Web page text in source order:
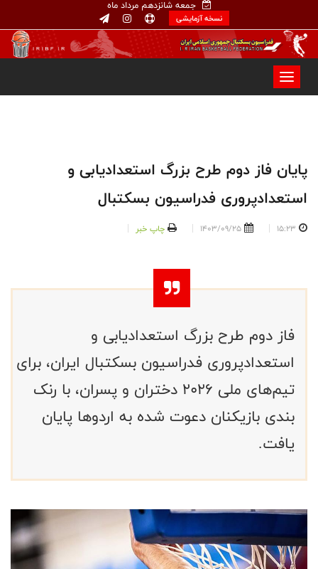
جمعه شانزدهم مرداد ماه
نسخه آزمایشی
پایان فاز دوم طرح بزرگ استعدادیابی و
استعدادپروری فدراسیون بسکتبال
15:23
1403/09/25 چاپ خبر
فاز دوم طرح بزرگ استعدادیابی و
استعدادپروری فدراسیون بسکتبال ایران، برای
تیم‌های ملی ۲۰۲۶ دختران و پسران، با رنک
بندی بازیکنان دعوت شده به اردوها پایان
یافت.